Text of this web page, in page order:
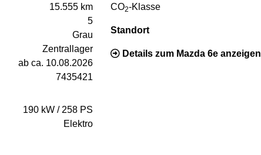
15.555 km
5
Grau
Zentrallager
ab ca. 10.08.2026
7435421
190 kW / 258 PS
Elektro
CO2-Klasse
Standort
Details zum Mazda 6e anzeigen